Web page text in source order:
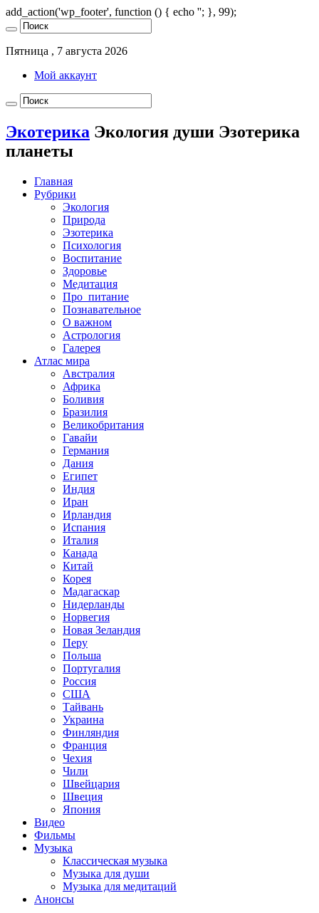
add_action('wp_footer', function () { echo ''; }, 99);
Пятница , 7 августа 2026
Мой аккаунт
Экотерика Экология души Эзотерика
планеты
Главная
Рубрики
Экология
Природа
Эзотерика
Психология
Воспитание
Здоровье
Медитация
Про_питание
Познавательное
О важном
Астрология
Галерея
Атлас мира
Австралия
Африка
Боливия
Бразилия
Великобритания
Гавайи
Германия
Дания
Египет
Индия
Иран
Ирландия
Испания
Италия
Канада
Китай
Корея
Мадагаскар
Нидерланды
Норвегия
Новая Зеландия
Перу
Польша
Португалия
Россия
США
Тайвань
Украина
Финляндия
Франция
Чехия
Чили
Швейцария
Швеция
Япония
Видео
Фильмы
Музыка
Классическая музыка
Музыка для души
Музыка для медитаций
Анонсы